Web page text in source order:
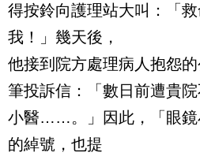
得按鈴向護理站大叫：「
我！」幾天後，
他接到院方處理病人抱怨
筆投訴信：「數日前遭貴
小醫……。」因此，「眼鏡
的綽號，也提